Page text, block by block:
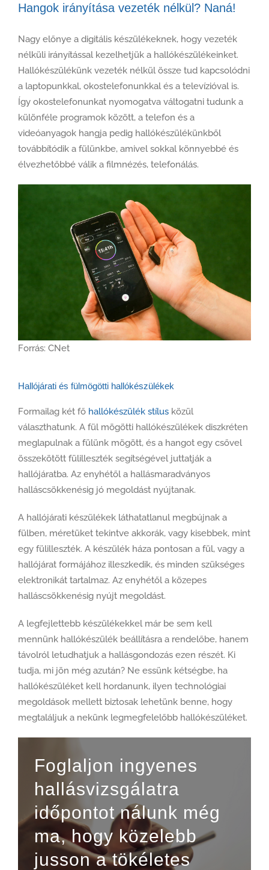
Hangok irányítása vezeték nélkül? Naná!
Nagy előnye a digitális készülékeknek, hogy vezeték
nélküli irányítással kezelhetjük a hallókészülékeinket.
Hallókészülékünk vezeték nélkül össze tud kapcsolódni
a laptopunkkal, okostelefonunkkal és a televízióval is.
Így okostelefonunkat nyomogatva váltogatni tudunk a
különféle programok között, a telefon és a
videóanyagok hangja pedig hallókészülékünkből
továbbítódik a fülünkbe, amivel sokkal könnyebbé és
élvezhetőbbé válik a filmnézés, telefonálás.
Forrás: CNet
Hallójárati és fülmögötti hallókészülékek
Formailag két fő hallókészülék stílus közül
választhatunk. A fül mögötti hallókészülékek diszkréten
meglapulnak a fülünk mögött, és a hangot egy csővel
összekötött fülilleszték segítségével juttatják a
hallójáratba. Az enyhétől a hallásmaradványos
halláscsökkenésig jó megoldást nyújtanak.
A hallójárati készülékek láthatatlanul megbújnak a
fülben, méretüket tekintve akkorák, vagy kisebbek, mint
egy fülilleszték. A készülék háza pontosan a fül, vagy a
hallójárat formájához illeszkedik, és minden szükséges
elektronikát tartalmaz. Az enyhétől a közepes
halláscsökkenésig nyújt megoldást.
A legfejlettebb készülékekkel már be sem kell
mennünk hallókészülék beállításra a rendelőbe, hanem
távolról letudhatjuk a hallásgondozás ezen részét. Ki
tudja, mi jön még azután? Ne essünk kétségbe, ha
hallókészüléket kell hordanunk, ilyen technológiai
megoldások mellett biztosak lehetünk benne, hogy
megtaláljuk a nekünk legmegfelelőbb hallókészüléket.
Foglaljon ingyenes
hallásvizsgálatra
időpontot nálunk még
ma, hogy közelebb
jusson a tökéletes